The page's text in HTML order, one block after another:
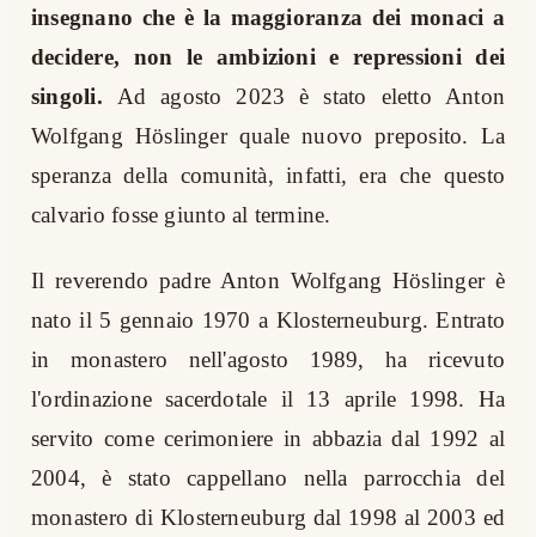
insegnano che è la maggioranza dei monaci a
decidere, non le ambizioni e repressioni dei
singoli. Ad agosto 2023 è stato eletto Anton
Wolfgang Höslinger quale nuovo preposito. La
speranza della comunità, infatti, era che questo
calvario fosse giunto al termine.
Il reverendo padre Anton Wolfgang Höslinger è
nato il 5 gennaio 1970 a Klosterneuburg. Entrato
in monastero nell'agosto 1989, ha ricevuto
l'ordinazione sacerdotale il 13 aprile 1998. Ha
servito come cerimoniere in abbazia dal 1992 al
2004, è stato cappellano nella parrocchia del
monastero di Klosterneuburg dal 1998 al 2003 ed